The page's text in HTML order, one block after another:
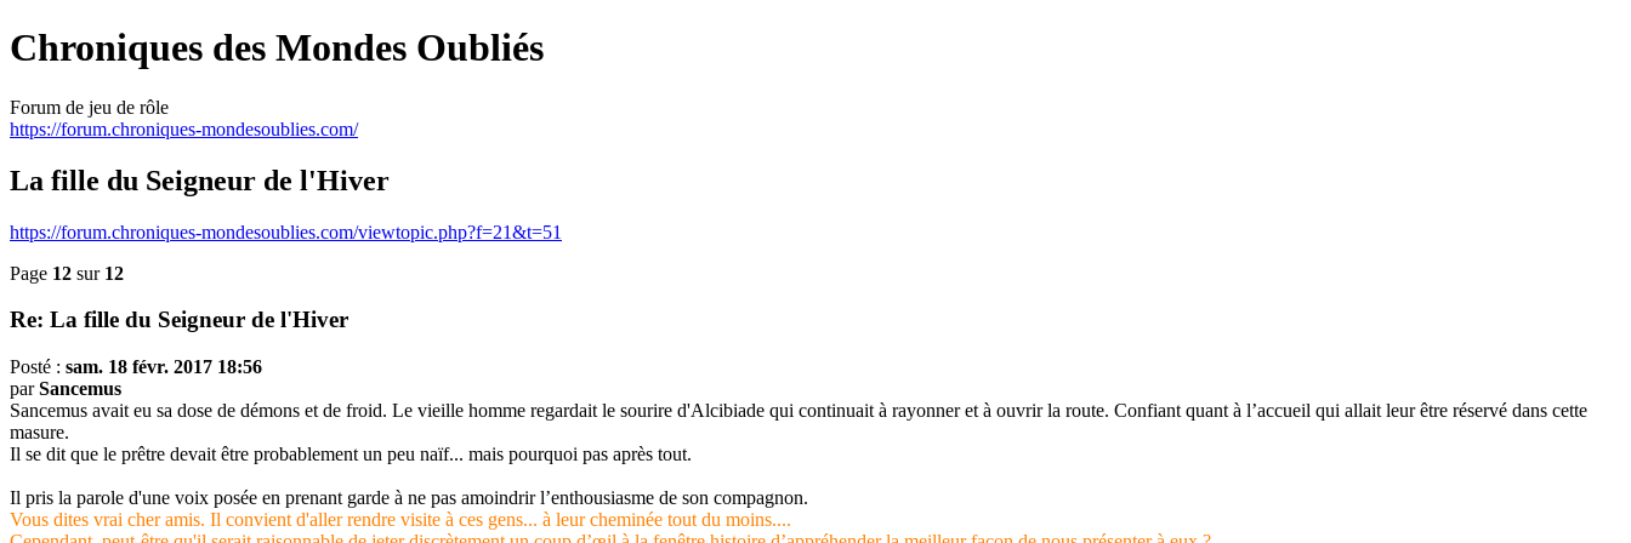
Chroniques des Mondes Oubliés
Forum de jeu de rôle
https://forum.chroniques-mondesoublies.com/
La fille du Seigneur de l'Hiver
https://forum.chroniques-mondesoublies.com/viewtopic.php?f=21&t=51
Page 12 sur 12
Re: La fille du Seigneur de l'Hiver
Posté : sam. 18 févr. 2017 18:56
parSancemus
Sancemus avait eu sa dose de démons et de froid. Le vieille homme regardait le sourire d'Alcibiade qui continuait à rayonner et à ouvrir la route. Confiant quant à l’accueil qui allait leur être réservé dans cette
masure.
Il se dit que le prêtre devait être probablement un peu naïf... mais pourquoi pas après tout.
Il pris la parole d'une voix posée en prenant garde à ne pas amoindrir l’enthousiasme de son compagnon.
Vous dites vrai cher amis. Il convient d'aller rendre visite à ces gens... à leur cheminée tout du moins....